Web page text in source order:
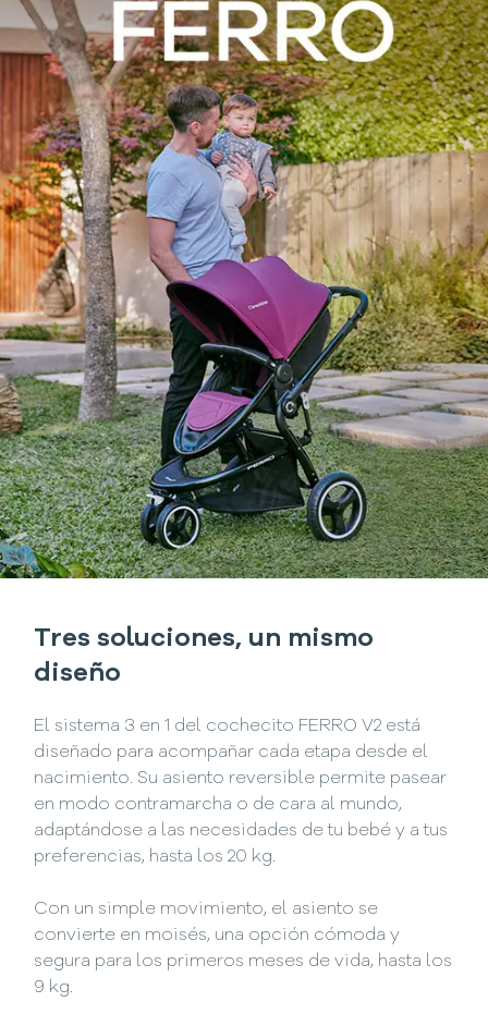
Tres soluciones, un mismo
diseño
El sistema 3 en 1 del cochecito FERRO V2 está
diseñado para acompañar cada etapa desde el
nacimiento. Su asiento reversible permite pasear
en modo contramarcha o de cara al mundo,
adaptándose a las necesidades de tu bebé y a tus
preferencias, hasta los 20 kg.
Con un simple movimiento, el asiento se
convierte en moisés, una opción cómoda y
segura para los primeros meses de vida, hasta los
9 kg.